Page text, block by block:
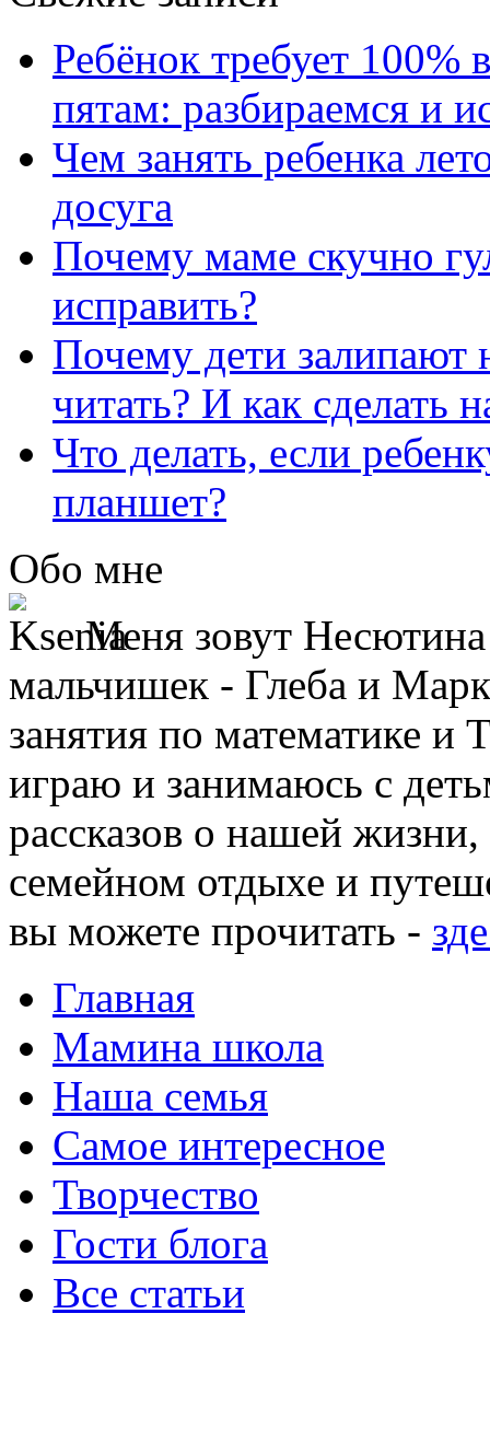
Ребёнок требует 100%
пятам: разбираемся и
Чем занять ребенка
досуга
Почему маме скучно
исправить?
Почему дети залипают
читать? И как сделать
Что делать, если
планшет?
Обо мне
Меня зовут
мальчишек - Глеба и
занятия по математике
играю и занимаюсь с
рассказов о нашей
семейном отдыхе и
вы можете прочитать -
Главная
Мамина школа
Наша семья
Самое интересное
Творчество
Гости блога
Все статьи